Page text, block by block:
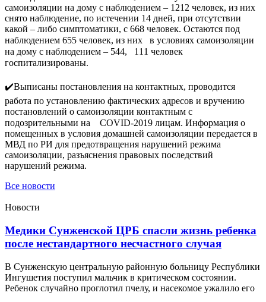
самоизоляции на дому с наблюдением – 1212 человек, из них
снято наблюдение, по истечении 14 дней, при отсутствии
какой – либо симптоматики, с 668 человек. Остаются под
наблюдением 655 человек, из них⠀в условиях самоизоляции
на дому с наблюдением – 544,⠀111 человек
госпитализированы.⠀⠀
✔️Выписаны постановления на контактных, проводится
работа по установлению фактических адресов и вручению
постановлений о самоизоляции контактным с
подозрительными на⠀ COVID-2019 лицам. Информация о
помещенных в условия домашней самоизоляции передается в
МВД по РИ для предотвращения нарушений режима
самоизоляции, разъяснения правовых последствий
нарушений режима.
Все новости
Новости
Медики Сунженской ЦРБ спасли жизнь ребенка
после нестандартного несчастного случая
В Сунженскую центральную районную больницу Республики
Ингушетия поступил мальчик в критическом состоянии.
Ребенок случайно проглотил пчелу, и насекомое ужалило его